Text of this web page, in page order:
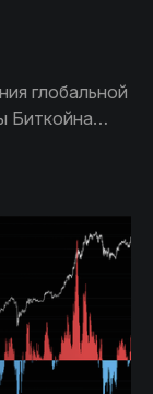
глобальной
Биткойна